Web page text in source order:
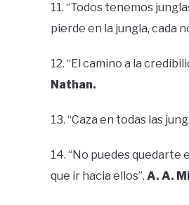
11. “Todos tenemos
pierde en la jungla, cada
12. “El camino a la
Nathan.
13. “Caza en todas las
14. “No puedes quedarte
que ir hacia ellos”. A. A.